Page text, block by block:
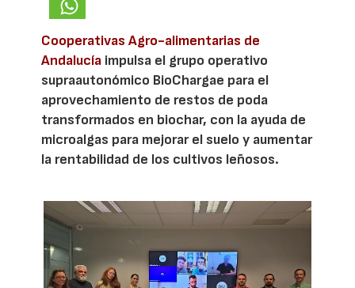
Cooperativas Agro-alimentarias de
Andalucía impulsa el grupo operativo
supraautonómico BioChargae para el
aprovechamiento de restos de poda
transformados en biochar, con la ayuda de
microalgas para mejorar el suelo y aumentar
la rentabilidad de los cultivos leñosos.